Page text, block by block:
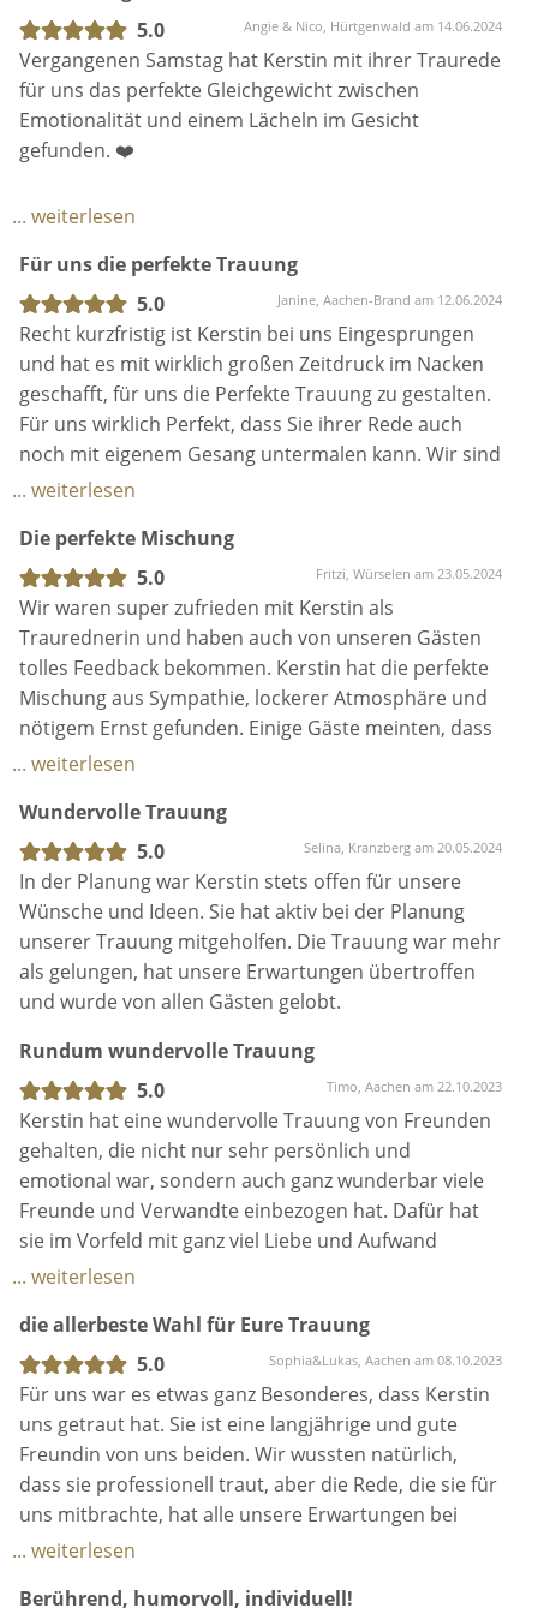
humorvolle, persönliche und lockere Art war für uns
genau das richtige.
Wir sind dankbar, dass der Zufall unsere Wege
gekreuzt hat und wir Kerstin als unsere Traurednerin
Wir können Sie jedem nur dringend ans Herz legen :)
5.0
Angie & Nico, Hürtgenwald am 14.06.2024
Vergangenen Samstag hat Kerstin mit ihrer Traurede
für uns das perfekte Gleichgewicht zwischen
Emotionalität und einem Lächeln im Gesicht
gefunden. ❤️
Schon beim ersten Kennenlernen per Videocall war
aufgeschlossenen Art, die wir beide haben, mit uns
teilt. Wir konnten uns unsere Trauung super mit ihr
vorstellen. 😜
Am Tag der Trauung war sie so früh da, dass keine
Hektik entstehen konnte und noch viel Luft für
Smalltalk mit den Gästen blieb. Die Trauzeugen
hatten ja einen super Detaillierten Ablaufplan im
waren.
Kerstin hat mit ihrem Fragebogen und dem
intensiven Vorgespräch ganz viele Sachen aus uns
heraus gekitzelt und man merkte der Rede an, wie
viel Zeit und Liebe in ihrer Arbeit steckt. Vor allem
hat sie uns aber auch mit Dingen überrascht, denn
nicht alle Infos kamen von uns.
auch für sie neu waren, persönliche Worte von
besonderen Menschen oder der Gesang vom
Trauzeugen. Alles zusammen hat durch ihre Worte
perfekt harmoniert und eine für uns unvergessliche
Zeremonie ergeben. 🫶
Danke für diesen tollen Moment an dich! Er wird uns
immer in Erinnerung bleiben. 🥰
... weiterlesen
Für uns die perfekte Trauung
5.0
Janine, Aachen-Brand am 12.06.2024
Recht kurzfristig ist Kerstin bei uns Eingesprungen
und hat es mit wirklich großen Zeitdruck im Nacken
geschafft, für uns die Perfekte Trauung zu gestalten.
Für uns wirklich Perfekt, dass Sie ihrer Rede auch
noch mit eigenem Gesang untermalen kann. Wir sind
unendlich dankbar, dass alles so toll lief und Kerstin
... weiterlesen
Die perfekte Mischung
5.0
Fritzi, Würselen am 23.05.2024
Wir waren super zufrieden mit Kerstin als
Traurednerin und haben auch von unseren Gästen
tolles Feedback bekommen. Kerstin hat die perfekte
Mischung aus Sympathie, lockerer Atmosphäre und
nötigem Ernst gefunden. Einige Gäste meinten, dass
es wirke, als würde sie uns schon ewig kennen und
Kerstin für die wundervolle Zeremonie!
... weiterlesen
Wundervolle Trauung
5.0
Selina, Kranzberg am 20.05.2024
In der Planung war Kerstin stets offen für unsere
Wünsche und Ideen. Sie hat aktiv bei der Planung
unserer Trauung mitgeholfen. Die Trauung war mehr
als gelungen, hat unsere Erwartungen übertroffen
und wurde von allen Gästen gelobt.
Rundum wundervolle Trauung
5.0
Timo, Aachen am 22.10.2023
Kerstin hat eine wundervolle Trauung von Freunden
gehalten, die nicht nur sehr persönlich und
emotional war, sondern auch ganz wunderbar viele
Freunde und Verwandte einbezogen hat. Dafür hat
sie im Vorfeld mit ganz viel Liebe und Aufwand
Informationen, Annekdoten, Erinnerungen
Eine rundum tolle und mehr als gelungene Trauung
in jeder Hinsicht!
... weiterlesen
die allerbeste Wahl für Eure Trauung
5.0
Sophia&Lukas, Aachen am 08.10.2023
Für uns war es etwas ganz Besonderes, dass Kerstin
uns getraut hat. Sie ist eine langjährige und gute
Freundin von uns beiden. Wir wussten natürlich,
dass sie professionell traut, aber die Rede, die sie für
uns mitbrachte, hat alle unsere Erwartungen bei
Weitem übertroffen.
und die persönliche emotionale Note haben den
... weiterlesen
Berührend, humorvoll, individuell!